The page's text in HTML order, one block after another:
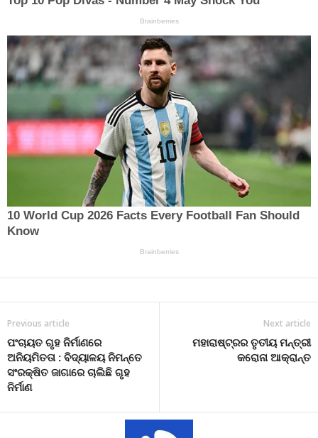
Previous article
ପଂଚାୟତ ଗୃହ ନିର୍ମାଣରେ
ଅନିୟମିତତା : ବିଦ୍ୟାଳୟ ନିମନ୍ତେ
ସଂରକ୍ଷିତ ଜାଗାରେ ଚାଲିଛି ଗୃହ
ନିର୍ମାଣ
Next article
ମହାରାଷ୍ଟ୍ରର ତୃତୀୟ ମନ୍ତ୍ରୀ
କରୋନା ଆକ୍ରାନ୍ତ